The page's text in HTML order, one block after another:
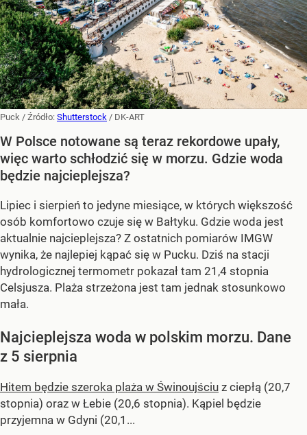
Puck / Źródło: Shutterstock / DK-ART
W Polsce notowane są teraz rekordowe upały,
więc warto schłodzić się w morzu. Gdzie woda
będzie najcieplejsza?
Lipiec i sierpień to jedyne miesiące, w których większość
osób komfortowo czuje się w Bałtyku. Gdzie woda jest
aktualnie najcieplejsza? Z ostatnich pomiarów IMGW
wynika, że najlepiej kąpać się w Pucku. Dziś na stacji
hydrologicznej termometr pokazał tam 21,4 stopnia
Celsjusza. Plaża strzeżona jest tam jednak stosunkowo
mała.
Najcieplejsza woda w polskim morzu. Dane
z 5 sierpnia
Hitem będzie szeroka plaża w Świnoujściu z ciepłą (20,7
stopnia) oraz w Łebie (20,6 stopnia). Kąpiel będzie
przyjemna w Gdyni (20,1...